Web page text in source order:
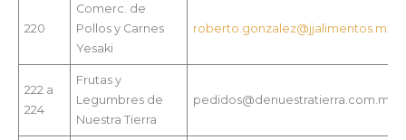
220
Comerc. de
Pollos y Carnes
Yesaki
roberto.gonzalez@jjalimentos.mx
222 a
224
Frutas y
Legumbres de
Nuestra Tierra
pedidos@denuestratierra.com.mx